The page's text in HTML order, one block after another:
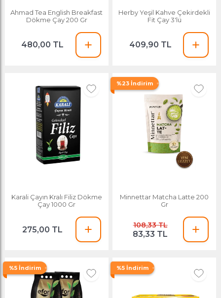
Ahmad Tea English Breakfast
Dökme Çay 200 Gr
480,00 TL
Herby Yeşil Kahve Çekirdekli
Fit Çay 3'lü
409,90 TL
Karali Çayın Kralı Filiz Dökme
Çay 1000 Gr
275,00 TL
%23 İndirim
Minnettar Matcha Latte 200
Gr
108,33 TL
83,33 TL
%5 İndirim %5 İndirim